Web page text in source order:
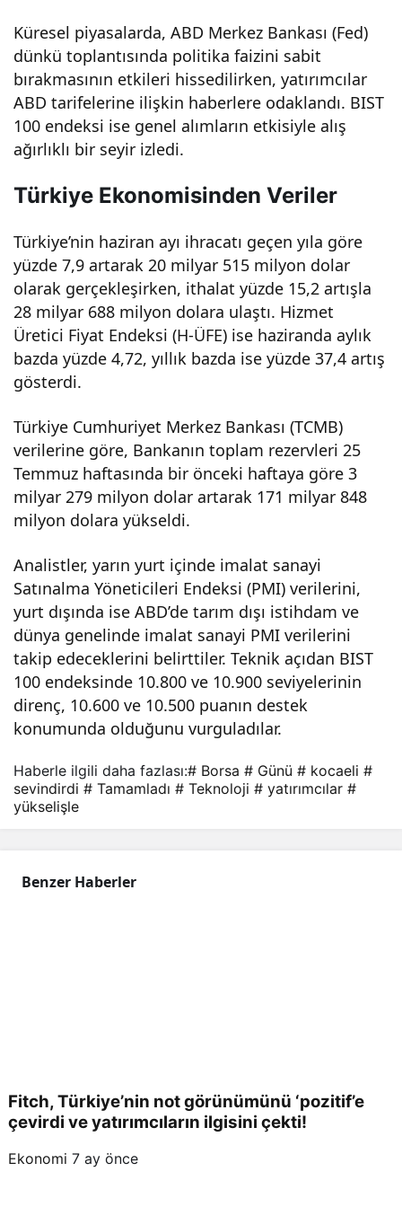
Küresel piyasalarda, ABD Merkez Bankası (Fed)
dünkü toplantısında politika faizini sabit
bırakmasının etkileri hissedilirken, yatırımcılar
ABD tarifelerine ilişkin haberlere odaklandı. BIST
100 endeksi ise genel alımların etkisiyle alış
ağırlıklı bir seyir izledi.
Türkiye Ekonomisinden Veriler
Türkiye’nin haziran ayı ihracatı geçen yıla göre
yüzde 7,9 artarak 20 milyar 515 milyon dolar
olarak gerçekleşirken, ithalat yüzde 15,2 artışla
28 milyar 688 milyon dolara ulaştı. Hizmet
Üretici Fiyat Endeksi (H-ÜFE) ise haziranda aylık
bazda yüzde 4,72, yıllık bazda ise yüzde 37,4 artış
gösterdi.
Türkiye Cumhuriyet Merkez Bankası (TCMB)
verilerine göre, Bankanın toplam rezervleri 25
Temmuz haftasında bir önceki haftaya göre 3
milyar 279 milyon dolar artarak 171 milyar 848
milyon dolara yükseldi.
Analistler, yarın yurt içinde imalat sanayi
Satınalma Yöneticileri Endeksi (PMI) verilerini,
yurt dışında ise ABD’de tarım dışı istihdam ve
dünya genelinde imalat sanayi PMI verilerini
takip edeceklerini belirttiler. Teknik açıdan BIST
100 endeksinde 10.800 ve 10.900 seviyelerinin
direnç, 10.600 ve 10.500 puanın destek
konumunda olduğunu vurguladılar.
ılar
sevi
ndir
Haberle ilgili daha fazlası:# Borsa # Günü # kocaeli #
sevindirdi # Tamamladı # Teknoloji # yatırımcılar #
yükselişle
Benzer Haberler
Fitch, Türkiye’nin not görünümünü ‘pozitif’e
çevirdi ve yatırımcıların ilgisini çekti!
Ekonomi 7 ay önce